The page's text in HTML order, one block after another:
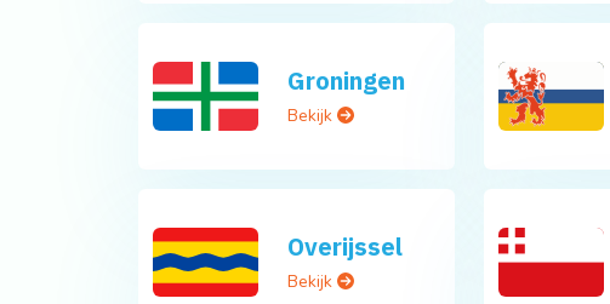
Groningen
Bekijk
Overijssel
Bekijk